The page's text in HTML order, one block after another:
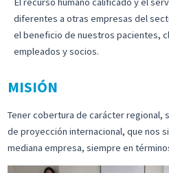
diferentes a otras empresas del
el beneficio de nuestros pacientes,
empleados y socios.
MISIÓN
Tener cobertura de carácter regional,
de proyección internacional, que nos
mediana empresa, siempre en